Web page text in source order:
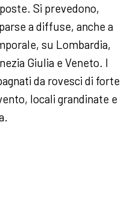
Si prevedono,
a diffuse, anche a
su Lombardia,
Giulia e Veneto. I
da rovesci di forte
locali grandinate e